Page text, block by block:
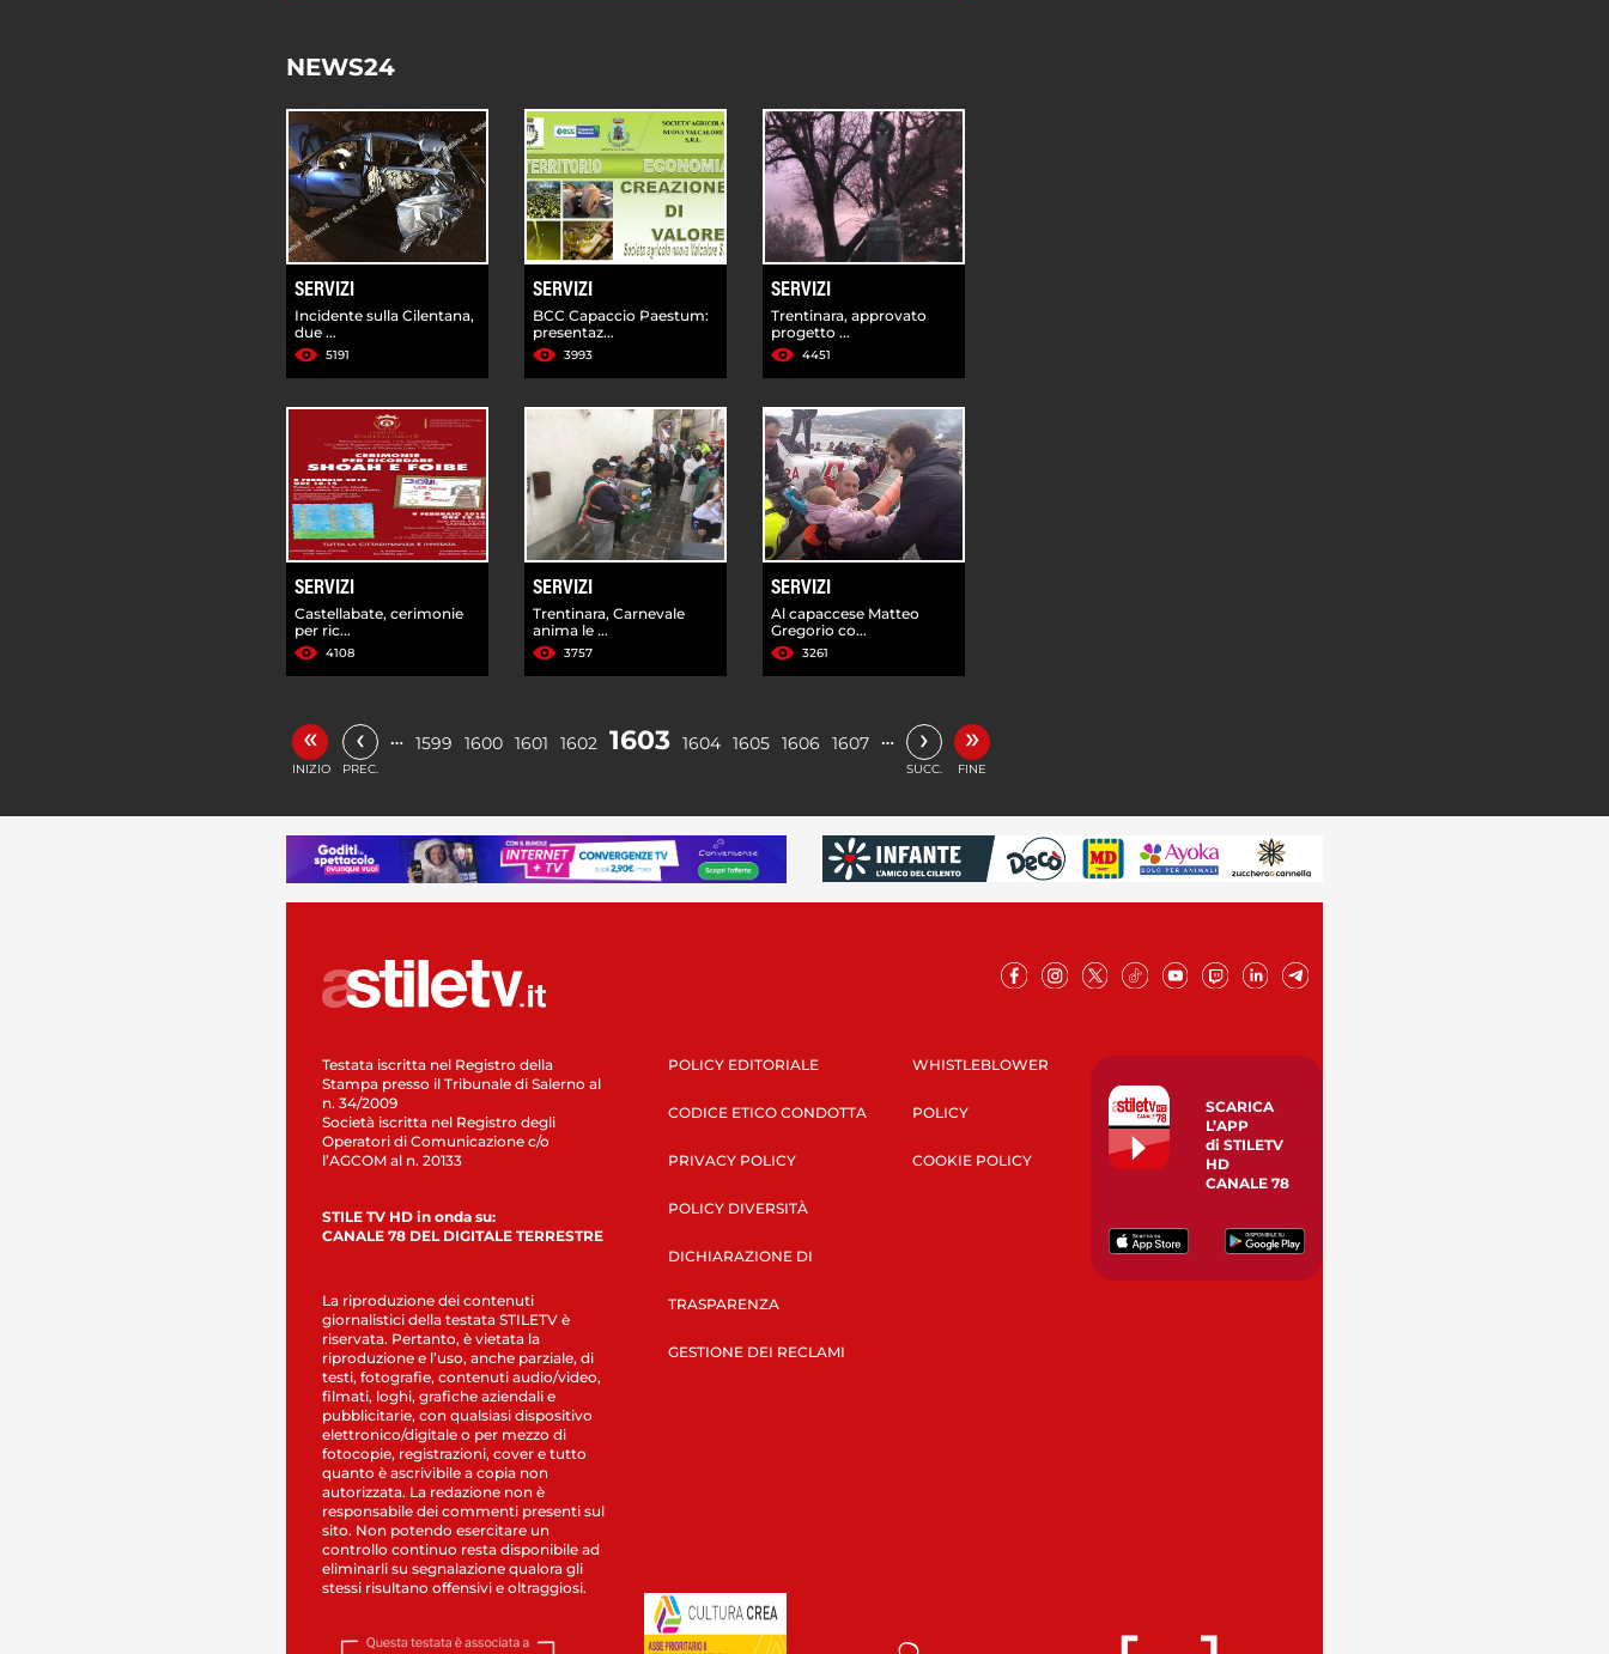
NEWS24
SERVIZI
Incidente sulla Cilentana,
due ...
5191
SERVIZI
BCC Capaccio Paestum:
presentaz...
3993
SERVIZI
Trentinara, approvato
progetto ...
4451
SERVIZI
Castellabate, cerimonie
per ric...
4108
SERVIZI
Trentinara, Carnevale
anima le ...
3757
SERVIZI
Al capaccese Matteo
Gregorio co...
3261
«
INIZIO
‹
PREC.
… 1599 1600 1601 1602 1603 1604 1605 1606 1607 … ›
SUCC.
»
FINE
Testata iscritta nel Registro della
Stampa presso il Tribunale di Salerno al
n. 34/2009
Società iscritta nel Registro degli
Operatori di Comunicazione c/o
l’AGCOM al n. 20133
STILE TV HD in onda su:
CANALE 78 DEL DIGITALE TERRESTRE
La riproduzione dei contenuti
giornalistici della testata STILETV è
riservata. Pertanto, è vietata la
riproduzione e l’uso, anche parziale, di
testi, fotografie, contenuti audio/video,
filmati, loghi, grafiche aziendali e
pubblicitarie, con qualsiasi dispositivo
elettronico/digitale o per mezzo di
fotocopie, registrazioni, cover e tutto
quanto è ascrivibile a copia non
autorizzata. La redazione non è
responsabile dei commenti presenti sul
sito. Non potendo esercitare un
controllo continuo resta disponibile ad
eliminarli su segnalazione qualora gli
stessi risultano offensivi e oltraggiosi.
POLICY EDITORIALE
CODICE ETICO CONDOTTA
PRIVACY POLICY
POLICY DIVERSITÀ
DICHIARAZIONE DI
TRASPARENZA
GESTIONE DEI RECLAMI
WHISTLEBLOWER
POLICY
COOKIE POLICY
SCARICA
L’APP
di STILETV
HD
CANALE 78